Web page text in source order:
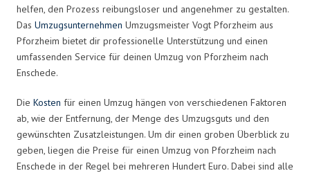
helfen, den Prozess reibungsloser und angenehmer zu gestalten.
Das Umzugsunternehmen Umzugsmeister Vogt Pforzheim aus
Pforzheim bietet dir professionelle Unterstützung und einen
umfassenden Service für deinen Umzug von Pforzheim nach
Enschede.
Die Kosten für einen Umzug hängen von verschiedenen Faktoren
ab, wie der Entfernung, der Menge des Umzugsguts und den
gewünschten Zusatzleistungen. Um dir einen groben Überblick zu
geben, liegen die Preise für einen Umzug von Pforzheim nach
Enschede in der Regel bei mehreren Hundert Euro. Dabei sind alle